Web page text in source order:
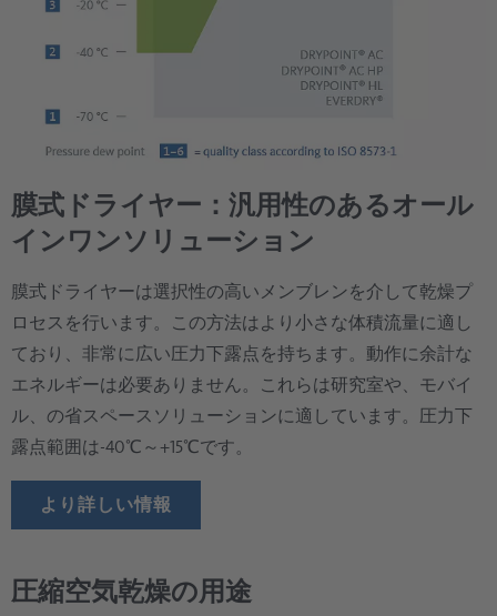
膜式ドライヤー：汎用性のあるオール
インワンソリューション
膜式ドライヤーは選択性の高いメンブレンを介して乾燥プ
ロセスを行います。この方法はより小さな体積流量に適し
ており、非常に広い圧力下露点を持ちます。動作に余計な
エネルギーは必要ありません。これらは研究室や、モバイ
ル、の省スペースソリューションに適しています。圧力下
露点範囲は-40℃～+15℃です。
より詳しい情報
圧縮空気乾燥の用途